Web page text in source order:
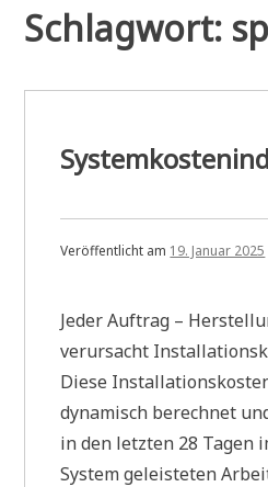
Schlagwort:
Veröffentlicht am 19. Januar 2025
Jeder Auftrag –
verursacht
Diese
dynamisch berechnet
in den letzten 28 Tagen
System geleisteten